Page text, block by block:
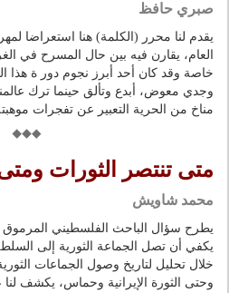
صبري حافظ
يقدم لنا محرر (الكلمة) هنا استعراضا
العام، يقارن فيه بين حال المسرح في
خاصة وقد كان أحد أبرز نجوم دور ة هذا
وجدي معوض، أبدع وتألق حينما ترك
مناخ من الحرية التعبير عن تفجرات
متى تنتصر الثورات
محمد شاويش
يطرح سؤال الباحث الفلسطيني المرموق
يكفي أن تصل الجماعة الثورية إلى
خلال تحليل لتاريخ وصول الجماعات
وحتى الثورة الإيرانية وحماس، يكشف